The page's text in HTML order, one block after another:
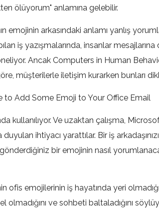
ölüyorum" anlamına gelebilir.
emojinin arkasındaki anlamı yanlış
iş yazışmalarında, insanlar
Ancak Computers in Human
müşterilerle iletişim kurarken bunları
kullanılıyor. Ve uzaktan çalışma,
ihtiyacı yarattılar. Bir iş
bir emojinin nasıl
ofis emojilerinin iş hayatında yeri
olmadığını ve sohbeti baltaladığını